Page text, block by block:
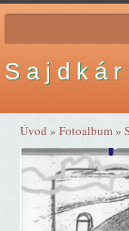
S a j d k á r
Úvod »Fotoalbum»